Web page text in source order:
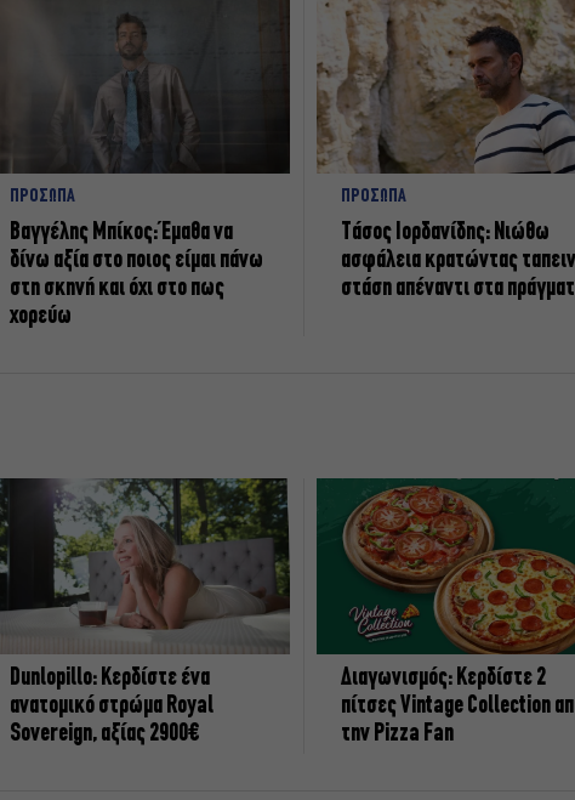
ΠΡΟΣΩΠΑ
Βαγγέλης Μπίκος: Έμαθα να
δίνω αξία στο ποιος είμαι πάνω
στη σκηνή και όχι στο πως
χορεύω
ΠΡΟΣΩΠΑ
Tάσος Ιορδανίδης: Νιώθω
ασφάλεια κρατώντας
στάση απέναντι στα
Dunlopillo: Κερδίστε ένα
ανατομικό στρώμα Royal
Sovereign, αξίας 2900€
Διαγωνισμός: Κερδίστε 2
πίτσες Vintage Collection
την Pizza Fan